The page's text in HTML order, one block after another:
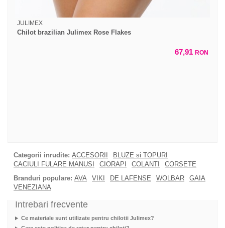
JULIMEX
Chilot brazilian Julimex Rose Flakes
67,91 RON
Categorii inrudite: ACCESORII
BLUZE si TOPURI
CACIULI FULARE MANUSI
CIORAPI COLANTI
CORSETE
Branduri populare: AVA VIKI DE LAFENSE WOLBAR
GAIA
VENEZIANA
Intrebari frecvente
Ce materiale sunt utilizate pentru chilotii Julimex?